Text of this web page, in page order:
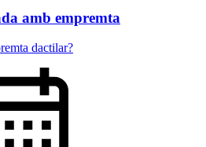
amb empremta
dactilar?